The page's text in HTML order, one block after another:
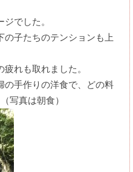
でした。
の子たちのテンションも上
れも取れました。
の手作りの洋食で、どの料
写真は朝食）